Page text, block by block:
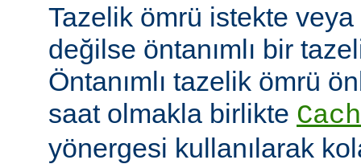
Tazelik ömrü istekte veya
değilse öntanımlı bir
Öntanımlı tazelik ömrü
saat olmakla birlikte
yönergesi kullanılarak